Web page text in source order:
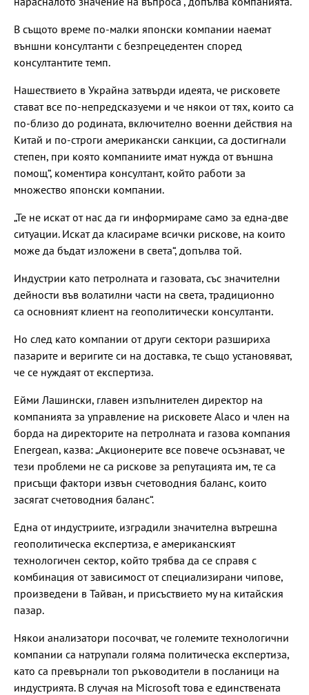
В същото време по-малки японски компании наемат
външни консултанти с безпрецедентен според
консултантите темп.
Нашествието в Украйна затвърди идеята, че рисковете
стават все по-непредсказуеми и че някои от тях, които са
по-близо до родината, включително военни действия на
Китай и по-строги американски санкции, са достигнали
степен, при която компаниите имат нужда от външна
помощ“, коментира консултант, който работи за
множество японски компании.
„Те не искат от нас да ги информираме само за една-две
ситуации. Искат да класираме всички рискове, на които
може да бъдат изложени в света“, допълва той.
Индустрии като петролната и газовата, със значителни
дейности във волатилни части на света, традиционно
са основният клиент на геополитически консултанти.
Но след като компании от други сектори разшириха
пазарите и веригите си на доставка, те също установяват,
че се нуждаят от експертиза.
Ейми Лашински, главен изпълнителен директор на
компанията за управление на рисковете Alaco и член на
борда на директорите на петролната и газова компания
Energean, казва: „Акционерите все повече осъзнават, че
тези проблеми не са рискове за репутацията им, те са
присъщи фактори извън счетоводния баланс, които
засягат счетоводния баланс“.
Една от индустриите, изградили значителна вътрешна
геополитическа експертиза, е американският
технологичен сектор, който трябва да се справя с
комбинация от зависимост от специализирани чипове,
произведени в Тайван, и присъствието му на китайския
пазар.
Някои анализатори посочват, че големите технологични
компании са натрупали голяма политическа експертиза,
като са превърнали топ ръководители в посланици на
индустрията. В случая на Microsoft това е единствената